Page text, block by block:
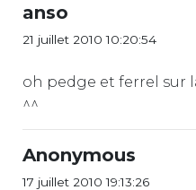
anso
21 juillet 2010 10:20:54
oh pedge et ferrel sur
^^
Anonymous
17 juillet 2010 19:13:26